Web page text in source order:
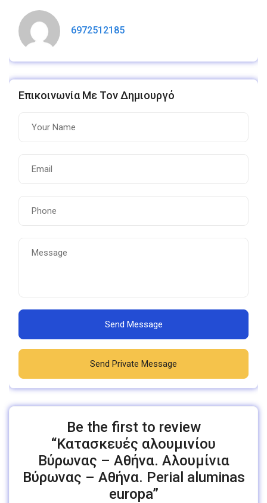
6972512185
Επικοινωνία Με Τον Δημιουργό
Send Message
Send Private Message
Be the first to review
“Κατασκευές αλουμινίου
Βύρωνας – Αθήνα. Αλουμίνια
Βύρωνας – Αθήνα. Perial aluminas
europa”